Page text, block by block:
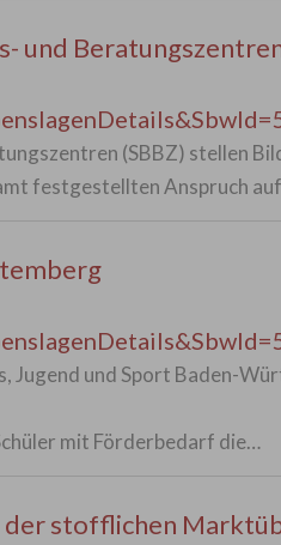
und
(SBBZ) stellen
festgestellten Anspruch
und Sport Baden-
mit Förderbedarf die…
der stofflichen